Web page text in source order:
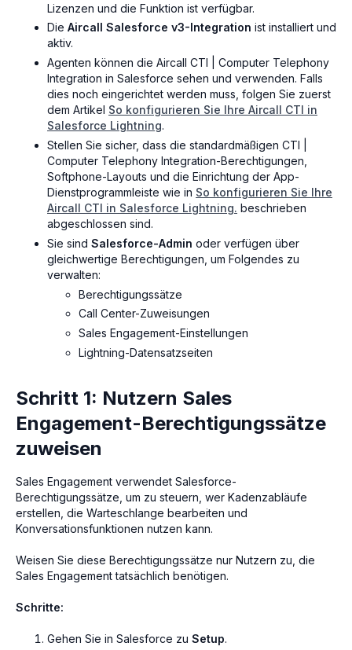
Lizenzen und die Funktion ist verfügbar.
Die Aircall Salesforce v3-Integration ist installiert und
aktiv.
Agenten können die Aircall CTI | Computer Telephony
Integration in Salesforce sehen und verwenden. Falls
dies noch eingerichtet werden muss, folgen Sie zuerst
dem Artikel So konfigurieren Sie Ihre Aircall CTI in
Salesforce Lightning.
Stellen Sie sicher, dass die standardmäßigen CTI |
Computer Telephony Integration-Berechtigungen,
Softphone-Layouts und die Einrichtung der App-
Dienstprogrammleiste wie in So konfigurieren Sie Ihre
Aircall CTI in Salesforce Lightning. beschrieben
abgeschlossen sind.
Sie sind Salesforce-Admin oder verfügen über
gleichwertige Berechtigungen, um Folgendes zu
verwalten:
Berechtigungssätze
Call Center-Zuweisungen
Sales Engagement-Einstellungen
Lightning-Datensatzseiten
Schritt 1: Nutzern Sales
Engagement-Berechtigungssätze
zuweisen
Sales Engagement verwendet Salesforce-
Berechtigungssätze, um zu steuern, wer Kadenzabläufe
erstellen, die Warteschlange bearbeiten und
Konversationsfunktionen nutzen kann.
Weisen Sie diese Berechtigungssätze nur Nutzern zu, die
Sales Engagement tatsächlich benötigen.
Schritte:
Gehen Sie in Salesforce zu Setup.